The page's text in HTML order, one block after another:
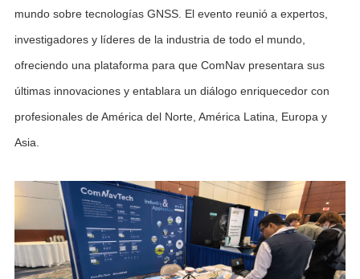
mundo sobre tecnologías GNSS. El evento reunió a expertos,
investigadores y líderes de la industria de todo el mundo,
ofreciendo una plataforma para que ComNav presentara sus
últimas innovaciones y entablara un diálogo enriquecedor con
profesionales de América del Norte, América Latina, Europa y
Asia.